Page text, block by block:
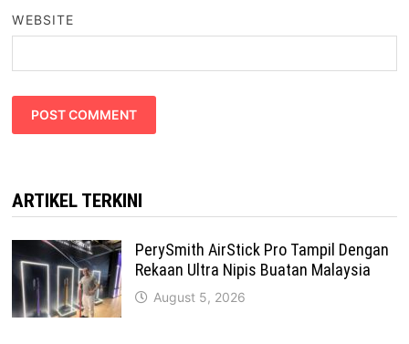
WEBSITE
ARTIKEL TERKINI
PerySmith AirStick Pro Tampil Dengan
Rekaan Ultra Nipis Buatan Malaysia
August 5, 2026